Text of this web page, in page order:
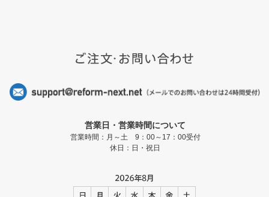
営業日・営業時間について
営業時間：月～土 9：00～17：00受付
休日：日・祝日